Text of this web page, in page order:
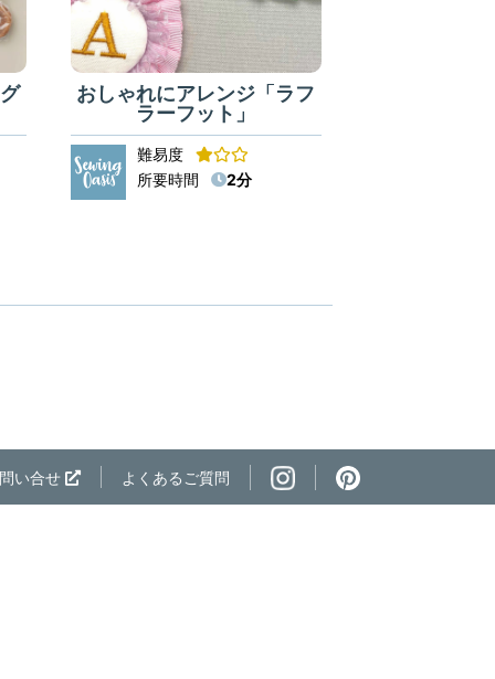
おしゃれにアレンジ「ラフ
ラーフット」
難易度
所要時間
2分
い合せ よくあるご質問